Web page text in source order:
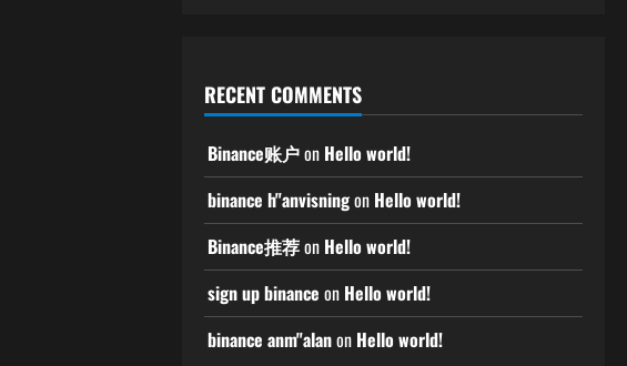
RECENT COMMENTS
Binance账户on Hello world!
binance h"anvisningon Hello world!
Binance推荐on Hello world!
sign up binance on Hello world!
binance anm"alanon Hello world!